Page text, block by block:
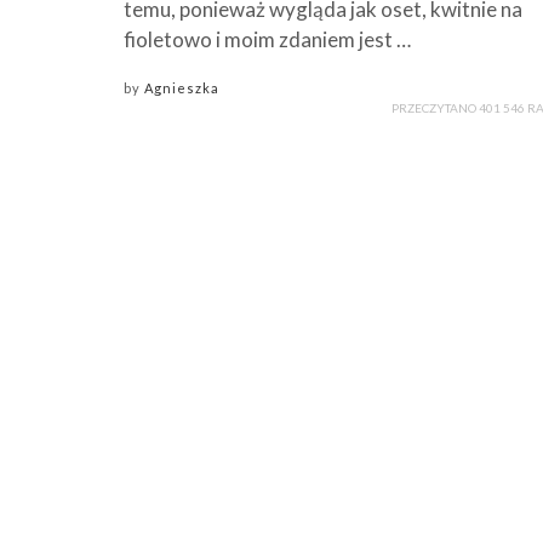
temu, ponieważ wygląda jak oset, kwitnie na
fioletowo i moim zdaniem jest …
by Agnieszka
PRZECZYTANO 401 546